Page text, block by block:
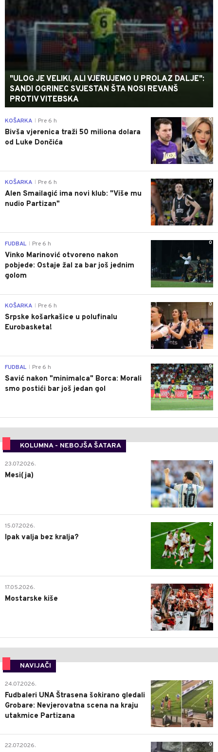
"ULOG JE VELIKI, ALI VJERUJEMO U PROLAZ DALJE":
SANDI OGRINEC SVJESTAN ŠTA NOSI REVANŠ
PROTIV VITEBSKA
0
KOŠARKA Pre 6 h
Bivša vjerenica traži 50 miliona dolara
od Luke Dončića
0
KOŠARKA Pre 6 h
Alen Smailagić ima novi klub: "Više mu
nudio Partizan"
0
FUDBAL Pre 6 h
Vinko Marinović otvoreno nakon
pobjede: Ostaje žal za bar još jednim
golom
0
KOŠARKA Pre 6 h
Srpske košarkašice u polufinalu
Eurobasketa!
0
FUDBAL Pre 6 h
Savić nakon "minimalca" Borca: Morali
smo postići bar još jedan gol
KOLUMNA - NEBOJŠA ŠATARA
0
23.07.2026.
Mesi(ja)
2
15.07.2026.
Ipak valja bez kralja?
0
17.05.2026.
Mostarske kiše
NAVIJAČI
0
24.07.2026.
Fudbaleri UNA Štrasena šokirano gledali
Grobare: Nevjerovatna scena na kraju
utakmice Partizana
0
22.07.2026.